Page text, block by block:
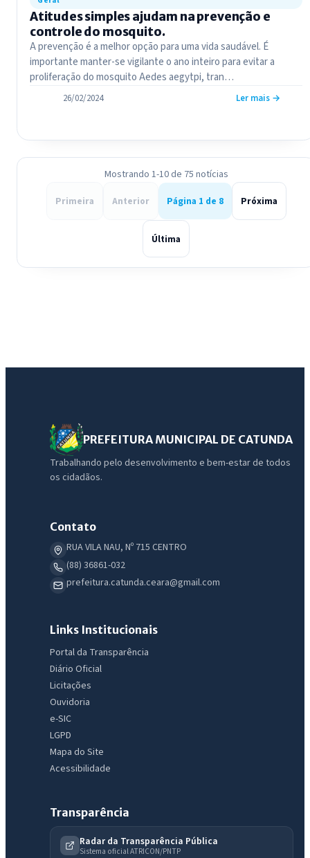
Atitudes simples ajudam na prevenção e
controle do mosquito.
A prevenção é a melhor opção para uma vida saudável. É
importante manter-se vigilante o ano inteiro para evitar a
proliferação do mosquito Aedes aegytpi, tran…
26/02/2024 Ler mais →
Mostrando 1-10 de 75 notícias
Primeira Anterior Página 1 de 8 Próxima
Última
PREFEITURA MUNICIPAL DE CATUNDA
Trabalhando pelo desenvolvimento e bem-estar de todos
os cidadãos.
Contato
RUA VILA NAU, Nº 715 CENTRO
(88) 36861-032
prefeitura.catunda.ceara@gmail.com
Links Institucionais
Portal da Transparência
Diário Oficial
Licitações
Ouvidoria
e-SIC
LGPD
Mapa do Site
Acessibilidade
Transparência
Radar da Transparência Pública
Sistema oficial ATRICON/PNTP